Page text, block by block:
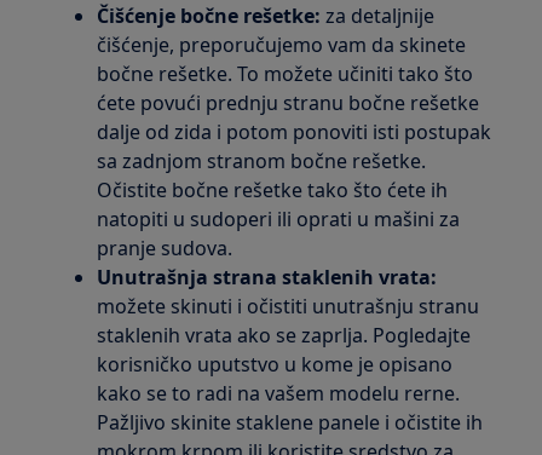
Čišćenje bočne rešetke: za detaljnije
čišćenje, preporučujemo vam da skinete
bočne rešetke. To možete učiniti tako što
ćete povući prednju stranu bočne rešetke
dalje od zida i potom ponoviti isti postupak
sa zadnjom stranom bočne rešetke.
Očistite bočne rešetke tako što ćete ih
natopiti u sudoperi ili oprati u mašini za
pranje sudova.
Unutrašnja strana staklenih vrata:
možete skinuti i očistiti unutrašnju stranu
staklenih vrata ako se zaprlja. Pogledajte
korisničko uputstvo u kome je opisano
kako se to radi na vašem modelu rerne.
Pažljivo skinite staklene panele i očistite ih